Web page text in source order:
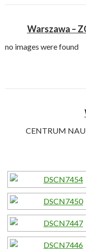
Warszawa –
no images were found
CENTRUM